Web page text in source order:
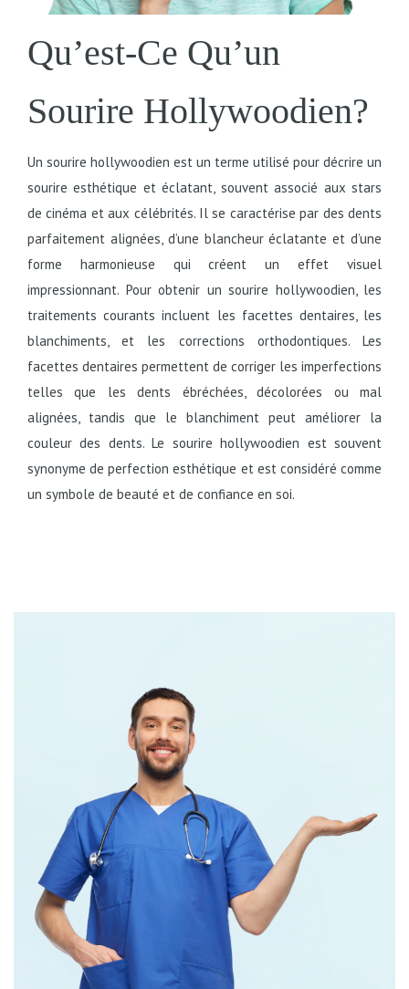
Qu’est-Ce Qu’un
Sourire Hollywoodien?
Un sourire hollywoodien est un terme utilisé pour décrire un
sourire esthétique et éclatant, souvent associé aux stars
de cinéma et aux célébrités. Il se caractérise par des dents
parfaitement alignées, d’une blancheur éclatante et d’une
forme harmonieuse qui créent un effet visuel
impressionnant. Pour obtenir un sourire hollywoodien, les
traitements courants incluent les facettes dentaires, les
blanchiments, et les corrections orthodontiques. Les
facettes dentaires permettent de corriger les imperfections
telles que les dents ébréchées, décolorées ou mal
alignées, tandis que le blanchiment peut améliorer la
couleur des dents. Le sourire hollywoodien est souvent
synonyme de perfection esthétique et est considéré comme
un symbole de beauté et de confiance en soi.